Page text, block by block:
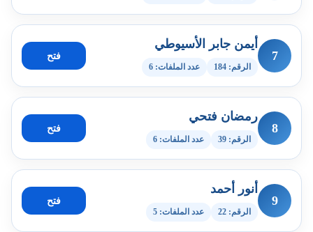
7
أيمن جابر الأسيوطي
الرقم: 184 عدد الملفات: 6
فتح
8
رمضان فتحي
الرقم: 39 عدد الملفات: 6
فتح
9
أنور أحمد
الرقم: 22 عدد الملفات: 5
فتح